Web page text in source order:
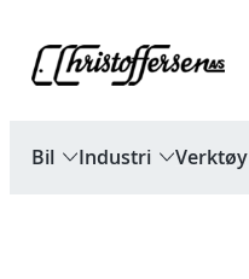
innhold
Bil Industri Verktøy